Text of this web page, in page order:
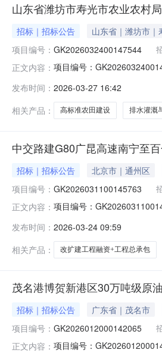
山东省潍坊市寿光市农业农村
招标｜招标公告 山东省｜潍坊市｜
项目编号： GK2026032400147544
正文内容： 项目编号：
GK2026032400147544(试)
发布时间： 2026-03-27 16:42
相关产品：
高标准农田建设 排水灌溉
中交路建G80广昆高速南宁至
招标｜招标公告 北京市｜通州区
项目编号： GK2026031100145763
正文内容： 项目编号：
标编号：
发布时间： 2026-03-24 09:59
相关产品：
改扩建工程融资+工程总承包
茂名港博贺新港区30万吨级原
招标｜招标公告 广东省｜茂名市
项目编号： GK2026012000142065
正文内容： 项目编号：